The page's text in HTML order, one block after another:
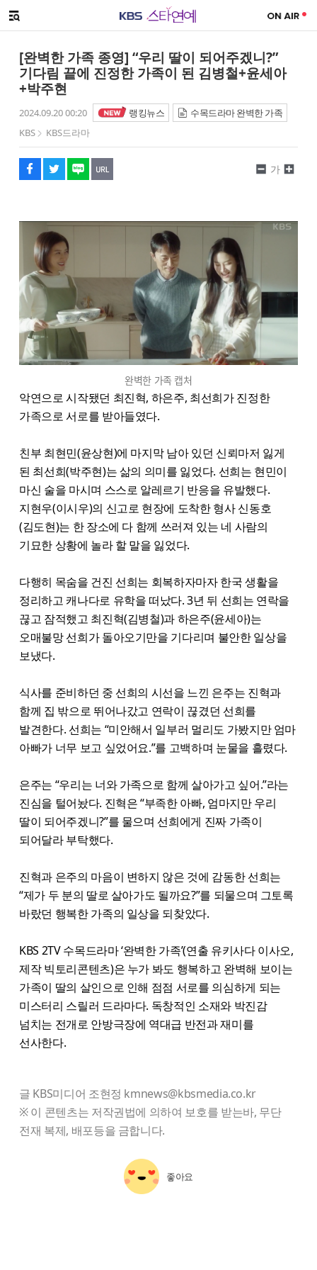
메뉴 열기
[완벽한 가족 종영] “우리 딸이 되어주겠니?”
기다림 끝에 진정한 가족이 된 김병철+윤세아
+박주현
2024.09.20 00:20 랭킹뉴스
수목드라마 완벽한 가족
KBS
KBS드라마
페이스북
트위터
네이버
URL복사
글씨 작게보기
가
글씨 크게보기
완벽한 가족 캡처
악연으로 시작됐던 최진혁, 하은주, 최선희가 진정한
가족으로 서로를 받아들였다.
친부 최현민(윤상현)에 마지막 남아 있던 신뢰마저 잃게
된 최선희(박주현)는 삶의 의미를 잃었다. 선희는 현민이
마신 술을 마시며 스스로 알레르기 반응을 유발했다.
지현우(이시우)의 신고로 현장에 도착한 형사 신동호
(김도현)는 한 장소에 다 함께 쓰러져 있는 네 사람의
기묘한 상황에 놀라 할 말을 잃었다.
다행히 목숨을 건진 선희는 회복하자마자 한국 생활을
정리하고 캐나다로 유학을 떠났다. 3년 뒤 선희는 연락을
끊고 잠적했고 최진혁(김병철)과 하은주(윤세아)는
오매불망 선희가 돌아오기만을 기다리며 불안한 일상을
보냈다.
식사를 준비하던 중 선희의 시선을 느낀 은주는 진혁과
함께 집 밖으로 뛰어나갔고 연락이 끊겼던 선희를
발견한다. 선희는 “미안해서 일부러 멀리도 가봤지만 엄마
아빠가 너무 보고 싶었어요.”를 고백하며 눈물을 흘렸다.
은주는 “우리는 너와 가족으로 함께 살아가고 싶어.”라는
진심을 털어놨다. 진혁은 “부족한 아빠, 엄마지만 우리
딸이 되어주겠니?”를 물으며 선희에게 진짜 가족이
되어달라 부탁했다.
진혁과 은주의 마음이 변하지 않은 것에 감동한 선희는
“제가 두 분의 딸로 살아가도 될까요?”를 되물으며 그토록
바랐던 행복한 가족의 일상을 되찾았다.
KBS 2TV 수목드라마 ‘완벽한 가족’(연출 유키사다 이사오,
제작 빅토리콘텐츠)은 누가 봐도 행복하고 완벽해 보이는
가족이 딸의 살인으로 인해 점점 서로를 의심하게 되는
미스터리 스릴러 드라마다. 독창적인 소재와 박진감
넘치는 전개로 안방극장에 역대급 반전과 재미를
선사한다.
글 KBS미디어 조현정 kmnews@kbsmedia.co.kr
※ 이 콘텐츠는 저작권법에 의하여 보호를 받는바, 무단
전재 복제, 배포등을 금합니다.
좋아요